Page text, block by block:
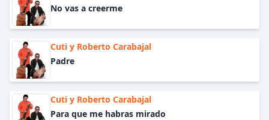
No vas a creerme
Cuti y Roberto Carabajal
Padre
Cuti y Roberto Carabajal
Para que me habras mirado